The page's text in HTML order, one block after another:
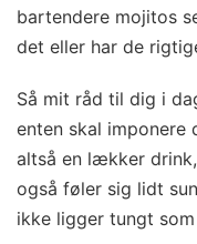
bartendere mojitos
det eller har de
Så mit råd til dig i
enten skal
altså en lækker
også føler sig lidt
ikke ligger tungt